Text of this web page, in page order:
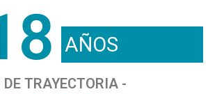
AÑOS
DE TRAYECTORIA -